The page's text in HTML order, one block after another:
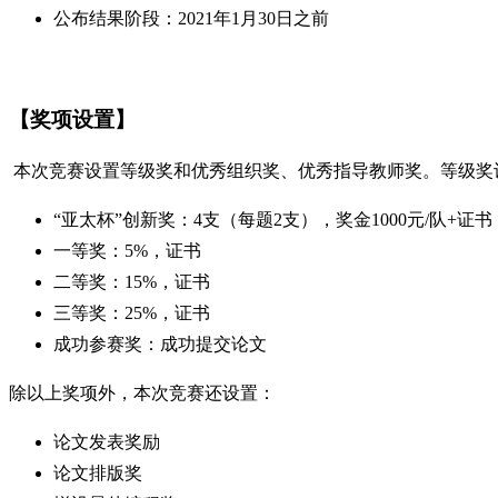
公布结果阶段：2021年1月30日之前
【奖项设置】
本次竞赛设置等级奖和优秀组织奖、优秀指导教师奖。等级奖
“亚太杯”创新奖：4支（每题2支），奖金1000元/队+证书
一等奖：5%，证书
二等奖：15%，证书
三等奖：25%，证书
成功参赛奖：成功提交论文
除以上奖项外，本次竞赛还设置：
论文发表奖励
论文排版奖